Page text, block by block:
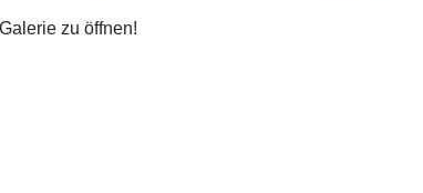
zu öffnen!